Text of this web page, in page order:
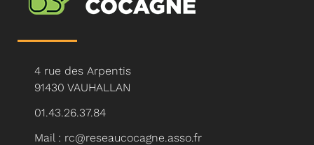
4 rue des Arpentis
91430 VAUHALLAN
01.43.26.37.84
Mail : rc@reseaucocagne.asso.fr